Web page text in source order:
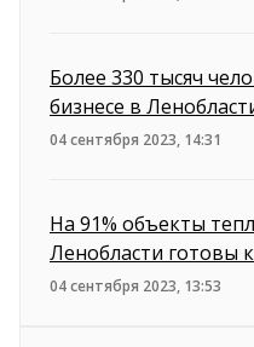
Более 330 тысяч
бизнесе в
04 сентября 2023, 14:31
На 91% объекты
Ленобласти готовы
04 сентября 2023, 13:53